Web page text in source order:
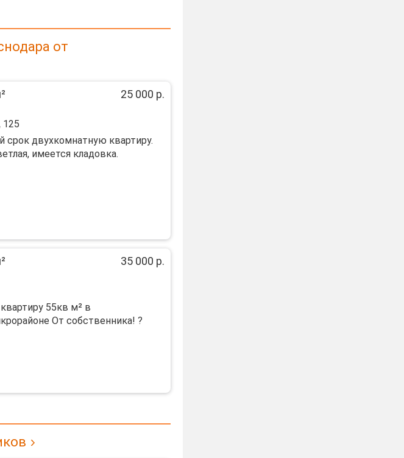
от
25 000 р.
125
срок двухкомнатную квартиру.
имеется кладовка.
35 000 р.
55кв м² в
От собственника! ?